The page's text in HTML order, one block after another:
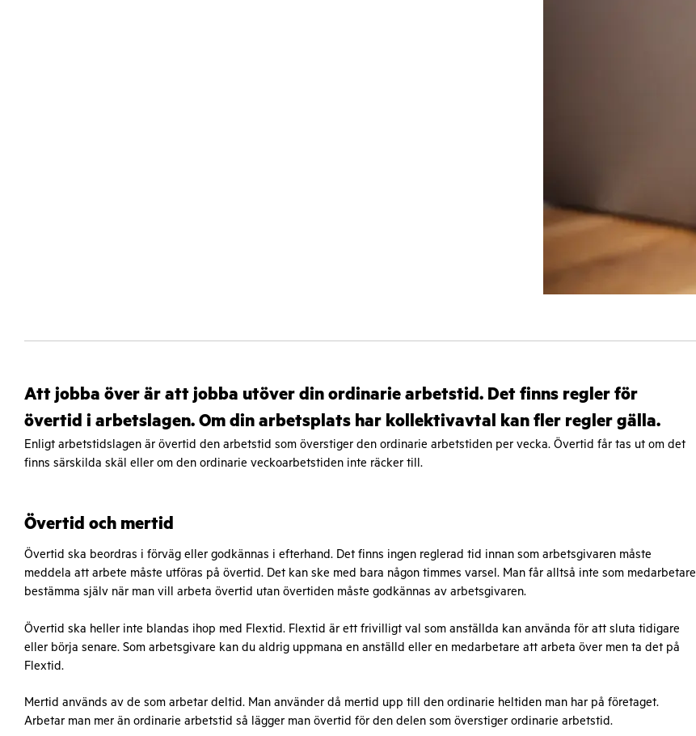
Att jobba över är att jobba utöver din ordinarie arbetstid. Det finns regler för
övertid i arbetslagen. Om din arbetsplats har kollektivavtal kan fler regler gälla.
Enligt arbetstidslagen är övertid den arbetstid som överstiger den ordinarie arbetstiden per vecka. Övertid får tas ut om det
finns särskilda skäl eller om den ordinarie veckoarbetstiden inte räcker till.
Övertid och mertid
Övertid ska beordras i förväg eller godkännas i efterhand. Det finns ingen reglerad tid innan som arbetsgivaren måste
meddela att arbete måste utföras på övertid. Det kan ske med bara någon timmes varsel. Man får alltså inte som medarbetare
bestämma själv när man vill arbeta övertid utan övertiden måste godkännas av arbetsgivaren.
Övertid ska heller inte blandas ihop med Flextid. Flextid är ett frivilligt val som anställda kan använda för att sluta tidigare
eller börja senare. Som arbetsgivare kan du aldrig uppmana en anställd eller en medarbetare att arbeta över men ta det på
Flextid.
Mertid används av de som arbetar deltid. Man använder då mertid upp till den ordinarie heltiden man har på företaget.
Arbetar man mer än ordinarie arbetstid så lägger man övertid för den delen som överstiger ordinarie arbetstid.